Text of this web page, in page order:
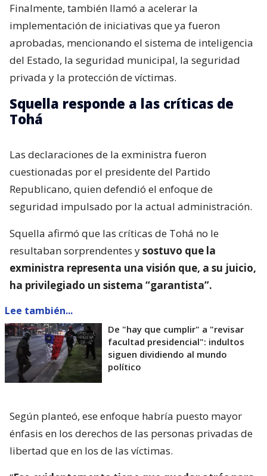
Finalmente, también llamó a acelerar la
implementación de iniciativas que ya fueron
aprobadas, mencionando el sistema de inteligencia
del Estado, la seguridad municipal, la seguridad
privada y la protección de víctimas.
Squella responde a las críticas de
Tohá
Las declaraciones de la exministra fueron
cuestionadas por el presidente del Partido
Republicano, quien defendió el enfoque de
seguridad impulsado por la actual administración.
Squella afirmó que las críticas de Tohá no le
resultaban sorprendentes ysostuvo que la
exministra representa una visión que, a su juicio,
ha privilegiado un sistema “garantista”.
Lee también...
De "hay que cumplir" a "revisar
facultad presidencial": indultos
siguen dividiendo al mundo
político
Según planteó, ese enfoque habría puesto mayor
énfasis en los derechos de las personas privadas de
libertad que en los de las víctimas.